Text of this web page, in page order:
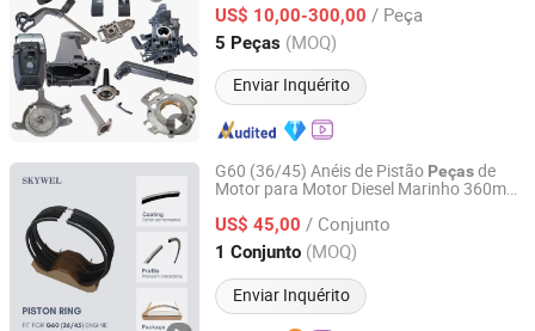
Barco Motor Fueraborda Marino
Sobressalentes para YAMAHA Tahatsu
US$ 10,00-300,00 / Peça
5 Peças (MOQ)
Enviar Inquérito
Zhejiang, China Desde 2025
G60 (36/45) Anéis de Pistão Peçasde
Motor para Motor Diesel Marinho 360mm
21010
US$ 45,00 / Conjunto
1 Conjunto (MOQ)
Enviar Inquérito
SKYWEL MACHINERY CO., LTD.
Hunan, China Desde 2025